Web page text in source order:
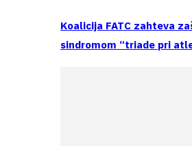
Koalicija FATC zahteva
sindromom “triade pri